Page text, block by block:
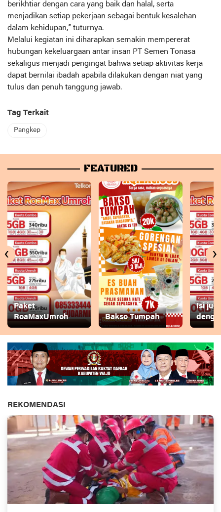
berikhtiar dengan cara yang baik dan halal, serta
menjadikan setiap pekerjaan sebagai bentuk kesalehan
dalam kehidupan,” tuturnya.
Melalui kegiatan ini diharapkan semakin mempererat
hubungan kekeluargaan antar insan PT Semen Tonasa
sekaligus menjadi pengingat bahwa setiap aktivitas kerja
dapat bernilai ibadah apabila dilakukan dengan niat yang
tulus dan penuh tanggung jawab.
Tag Terkait
Pangkep
FEATURED
Paket
RoaMaxUmroh
Bakso Tumpah
Isi
‹ ›
REKOMENDASI